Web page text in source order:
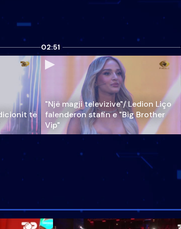
të
02:51
"Një magji televizive"/ Ledion Liço
falenderon stafin e "Big Brother
Vip"